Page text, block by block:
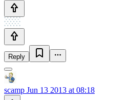
Reply
scamp Jun 13 2013 at 08:18